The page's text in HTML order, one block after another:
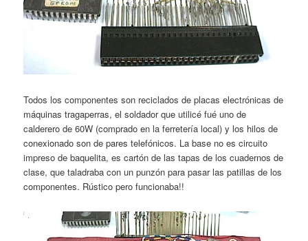
Todos los componentes son reciclados de placas electrónicas de
máquinas tragaperras, el soldador que utilicé fué uno de
calderero de 60W (comprado en la ferretería local) y los hilos de
conexionado son de pares telefónicos. La base no es circuito
impreso de baquelita, es cartón de las tapas de los cuadernos de
clase, que taladraba con un punzón para pasar las patillas de los
componentes. Rústico pero funcionaba!!